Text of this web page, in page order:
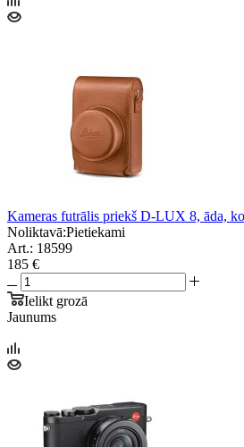
Kameras futrālis priekš D-LUX 8, āda,
Noliktavā:Pietiekami
Art.: 18599
185 €
Ielikt grozā
Jaunums